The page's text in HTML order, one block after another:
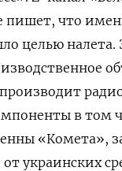
пишет, что
целью налета.
в том
«Комета»,
украинских